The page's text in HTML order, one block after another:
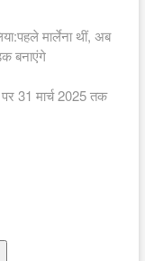
मार्लेना थीं, अब
बनाएंगे
31 मार्च 2025 तक